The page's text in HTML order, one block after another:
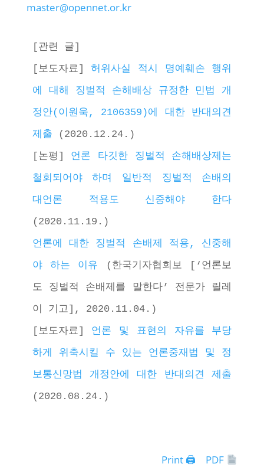
master@opennet.or.kr
[관련 글]
[보도자료] 허위사실 적시 명예훼손 행위
에 대해 징벌적 손해배상 규정한 민법 개
정안(이원욱, 2106359)에 대한 반대의견
제출 (2020.12.24.)
[논평] 언론 타깃한 징벌적 손해배상제는
철회되어야 하며 일반적 징벌적 손배의
대언론 적용도 신중해야 한다
(2020.11.19.)
언론에 대한 징벌적 손배제 적용, 신중해
야 하는 이유 (한국기자협회보 [‘언론보
도 징벌적 손배제를 말한다’ 전문가 릴레
이 기고], 2020.11.04.)
[보도자료] 언론 및 표현의 자유를 부당
하게 위축시킬 수 있는 언론중재법 및 정
보통신망법 개정안에 대한 반대의견 제출
(2020.08.24.)
Print 🖨 PDF